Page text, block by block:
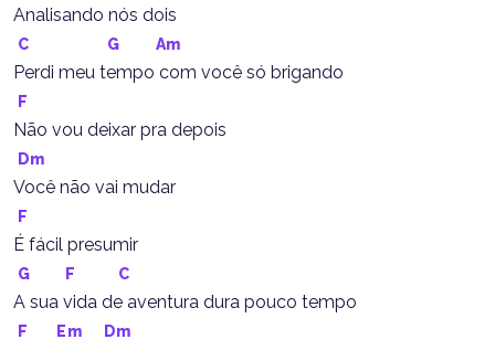
Analisando nós dois
C G Am
Perdi meu tempo com você só brigando
F
Não vou deixar pra depois
Dm
Você não vai mudar
F
É fácil presumir
G F C
A sua vida de aventura dura pouco tempo
F Em Dm